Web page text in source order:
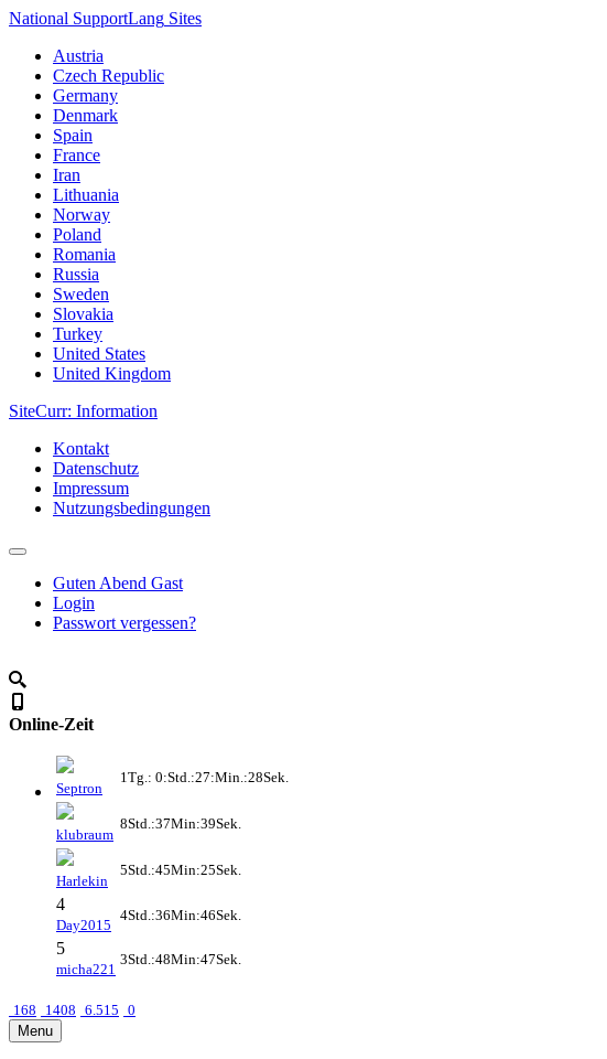
National SupportLang Sites
Austria
Czech Republic
Germany
Denmark
Spain
France
Iran
Lithuania
Norway
Poland
Romania
Russia
Sweden
Slovakia
Turkey
United States
United Kingdom
SiteCurr: Information
Kontakt
Datenschutz
Impressum
Nutzungsbedingungen
Guten Abend Gast
Login
Passwort vergessen?
Online-Zeit
Septron
1Tg.: 0:Std.:27:Min.:28Sek.
klubraum
8Std.:37Min:39Sek.
Harlekin
5Std.:45Min:25Sek.
4
Day2015
4Std.:36Min:46Sek.
5
micha221
3Std.:48Min:47Sek.
168 1408 6.515 0
Menu